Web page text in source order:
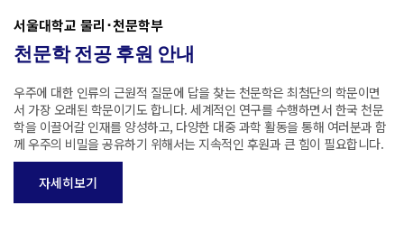
서울대학교 물리･천문학부
천문학 전공 후원 안내
우주에 대한 인류의 근원적 질문에 답을 찾는 천문학은 최첨단의 학문이면
서 가장 오래된 학문이기도 합니다. 세계적인 연구를 수행하면서 한국 천문
학을 이끌어갈 인재를 양성하고, 다양한 대중 과학 활동을 통해 여러분과 함
께 우주의 비밀을 공유하기 위해서는 지속적인 후원과 큰 힘이 필요합니다.
자세히보기